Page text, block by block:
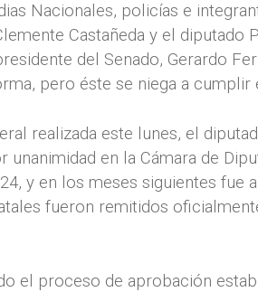
Nacionales, policías e
Castañeda y el diputado
del Senado, Gerardo
pero éste se niega a cumplir
realizada este lunes, el
unanimidad en la Cámara de
y en los meses siguientes fue
fueron remitidos
el proceso de aprobación